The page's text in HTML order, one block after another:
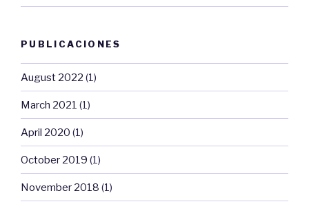
PUBLICACIONES
August 2022 (1)
March 2021 (1)
April 2020 (1)
October 2019 (1)
November 2018 (1)